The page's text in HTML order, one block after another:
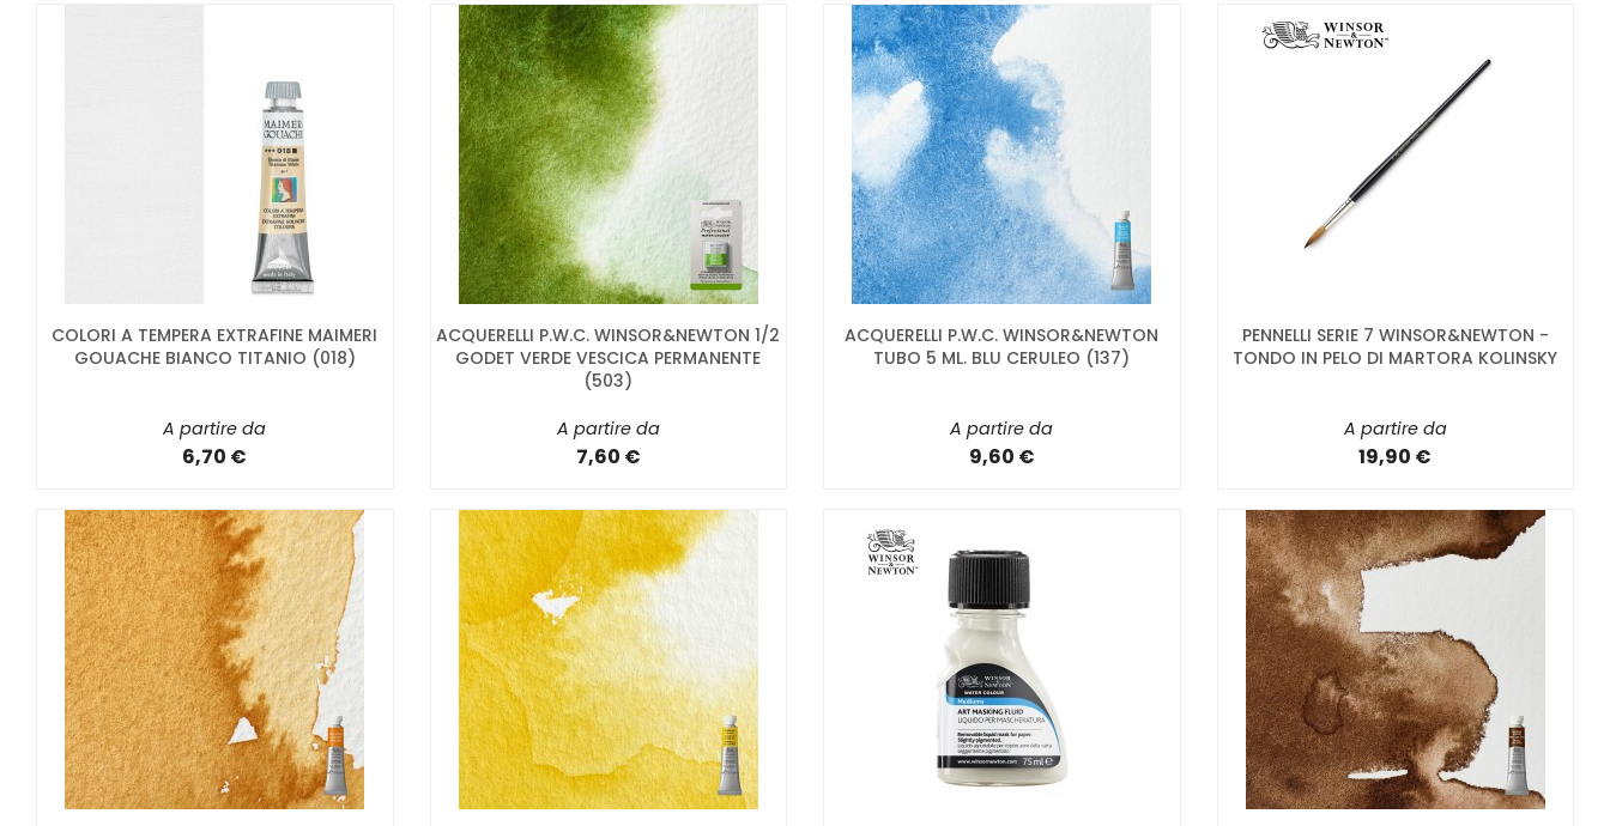
COLORI A TEMPERA EXTRAFINE MAIMERI
GOUACHE BIANCO TITANIO (018)
A partire da
6,70 €
ACQUERELLI P.W.C. WINSOR&NEWTON 1/2
GODET VERDE VESCICA PERMANENTE
(503)
A partire da
7,60 €
ACQUERELLI P.W.C. WINSOR&NEWTON
TUBO 5 ML. BLU CERULEO (137)
A partire da
9,60 €
PENNELLI SERIE 7 WINSOR&NEWTON -
TONDO IN PELO DI MARTORA KOLINSKY
A partire da
19,90 €